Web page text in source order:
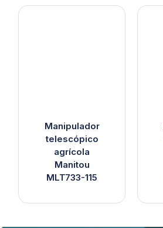
Manipulador
telescópico
agrícola
Manitou
MLT733-115